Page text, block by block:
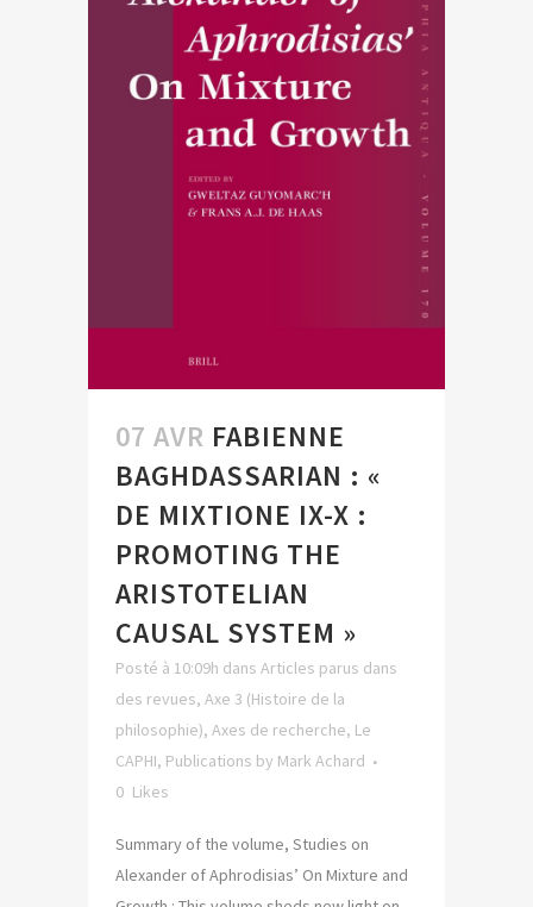
07 AVR FABIENNE
BAGHDASSARIAN : «
DE MIXTIONE IX-X :
PROMOTING THE
ARISTOTELIAN
CAUSAL SYSTEM »
Posté à 10:09h dans Articles parus dans
des revues, Axe 3 (Histoire de la
philosophie), Axes de recherche, Le
CAPHI, Publications by Mark Achard
0 Likes
Summary of the volume, Studies on
Alexander of Aphrodisias’ On Mixture and